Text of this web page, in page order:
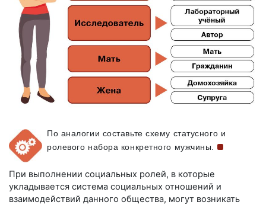
По аналогии составьте схему статусного и
ролевого набора конкретного мужчины.
При выполнении социальных ролей, в которые
укладывается система социальных отношений и
взаимодействий данного общества, могут возникать